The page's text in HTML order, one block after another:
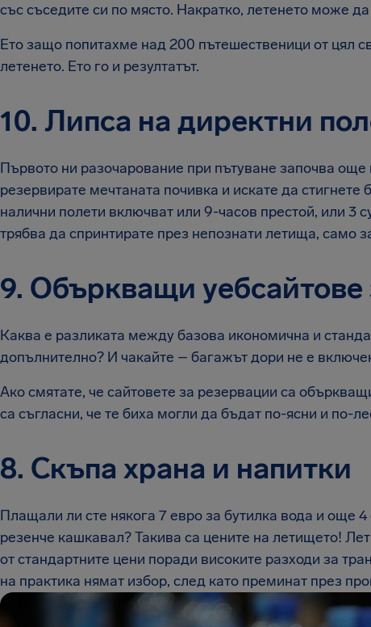
със съседите си по място. Накратко, летенето може
Ето защо попитахме над 200 пътешественици от цял
летенето. Ето го и резултатът.
10. Липса на директни
Първото ни разочарование при пътуване започва още
резервирате мечтаната почивка и искате да
налични полети включват или 9-часов престой, или 3
трябва да спринтирате през непознати летища, само
9. Объркващи уебсайтове
Каква е разликата между базова икономична и
допълнително? И чакайте – багажът дори не е
Ако смятате, че сайтовете за резервации са
са съгласни, че те биха могли да бъдат по-ясни и по-
8. Скъпа храна и напитки
Плащали ли сте някога 7 евро за бутилка вода и още
резенче кашкавал? Такива са цените на летището!
от стандартните цени поради високите разходи за
на практика нямат избор, след като преминат през